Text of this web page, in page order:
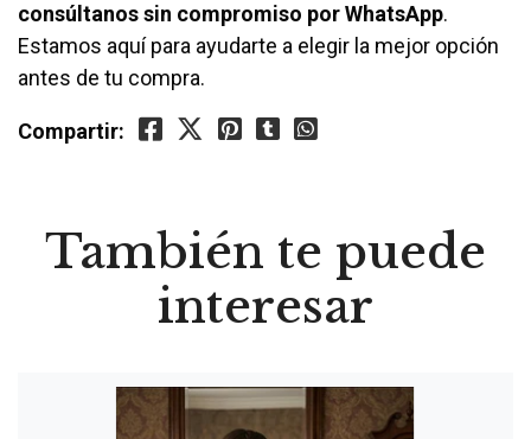
consúltanos sin compromiso por WhatsApp.
Estamos aquí para ayudarte a elegir la mejor opción
antes de tu compra.
Compartir:
También te puede
interesar